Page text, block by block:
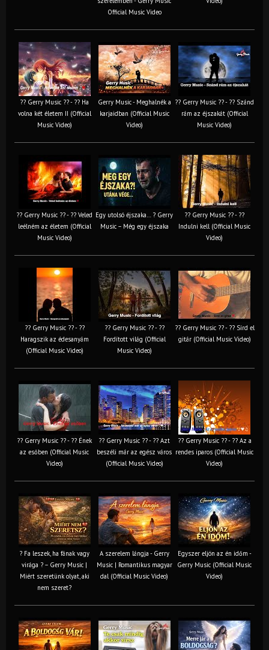
Official Music Video
?? Gerry Music ?? - ?? Ha
volna két életem II (Official
Music Video)
Gerry Music - Meghalnék a
karjaidban (Official Music
Video)
?? Gerry Music ?? - ?? Szánd
rám az éjszakát (Official
Music Video)
?? Gerry Music ?? - ?? Veled
leélném az életem (Official
Music Video)
Egy utolsó éjszaka… ? Gerry
Music – Még egy éjszaka
?? Gerry Music ?? - ??
Indulni kell (Official Music
Video)
?? Gerry Music ?? - ??
Haragszik az édesanyám
(Official Music Video)
?? Gerry Music ?? - ??
Fordított világ (Official
Music Video)
?? Gerry Music ?? - ?? Sírd el
gitár (Official Music Video)
?? Gerry Music ?? - ?? Ének
az esőben (Official Music
Video)
?? Gerry Music ?? - ?? Azt
beszéli már az egész város
(Official Music Video)
?? Gerry Music ?? - ?? Az a
rendes iparos (Official Music
Video)
? Fa leszek, ha fának vagy
virága ? – Gerry Music |
Miért szeretünk olyat, aki
nem szeret?
A szerelem lángja - Gerry
Music | Romantikus magyar
dal (Official Music Video)
Egyszer eljön az én időm -
Gerry Music (Official Music
Video)